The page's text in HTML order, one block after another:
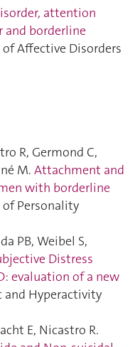
attention
and borderline
of Affective Disorders
R, Germond C,
M. Attachment and
with borderline
of Personality
PB, Weibel S,
Distress
evaluation of a new
Hyperactivity
E, Nicastro R.